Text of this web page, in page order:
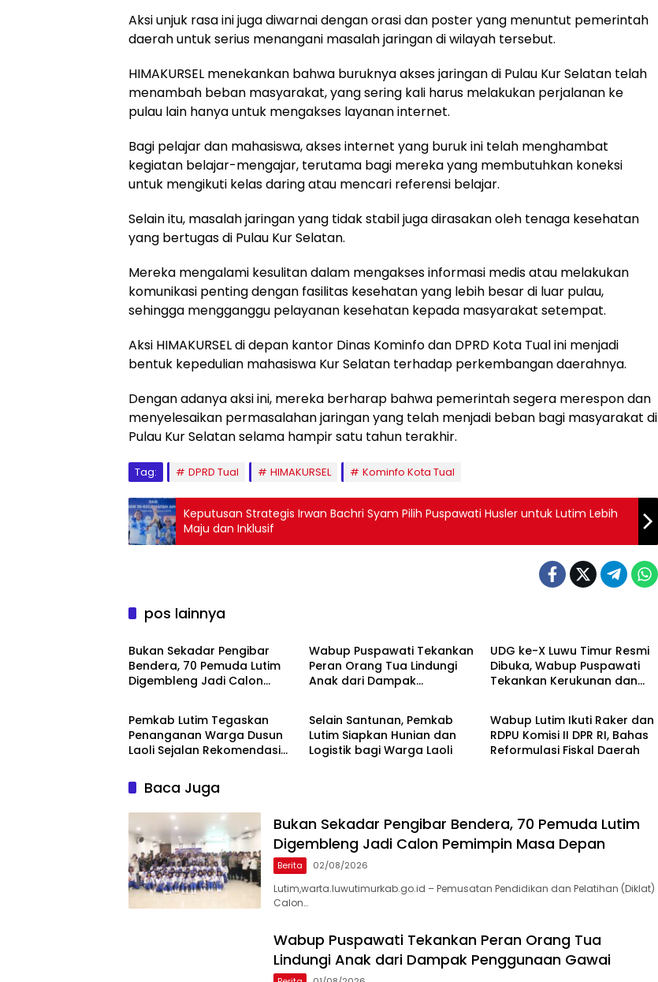
Aksi unjuk rasa ini juga diwarnai dengan orasi dan poster yang menuntut pemerintah
daerah untuk serius menangani masalah jaringan di wilayah tersebut.
HIMAKURSEL menekankan bahwa buruknya akses jaringan di Pulau Kur Selatan telah
menambah beban masyarakat, yang sering kali harus melakukan perjalanan ke
pulau lain hanya untuk mengakses layanan internet.
Bagi pelajar dan mahasiswa, akses internet yang buruk ini telah menghambat
kegiatan belajar-mengajar, terutama bagi mereka yang membutuhkan koneksi
untuk mengikuti kelas daring atau mencari referensi belajar.
Selain itu, masalah jaringan yang tidak stabil juga dirasakan oleh tenaga kesehatan
yang bertugas di Pulau Kur Selatan.
Mereka mengalami kesulitan dalam mengakses informasi medis atau melakukan
komunikasi penting dengan fasilitas kesehatan yang lebih besar di luar pulau,
sehingga mengganggu pelayanan kesehatan kepada masyarakat setempat.
Aksi HIMAKURSEL di depan kantor Dinas Kominfo dan DPRD Kota Tual ini menjadi
bentuk kepedulian mahasiswa Kur Selatan terhadap perkembangan daerahnya.
Dengan adanya aksi ini, mereka berharap bahwa pemerintah segera merespon dan
menyelesaikan permasalahan jaringan yang telah menjadi beban bagi masyarakat di
Pulau Kur Selatan selama hampir satu tahun terakhir.
Tag: DPRD Tual HIMAKURSEL Kominfo Kota Tual
Keputusan Strategis Irwan Bachri Syam Pilih Puspawati Husler untuk Lutim Lebih
Maju dan Inklusif
pos lainnya
Berita
‎Bukan Sekadar Pengibar
Bendera, 70 Pemuda Lutim
Digembleng Jadi Calon
Wabup Puspawati Tekankan
Peran Orang Tua Lindungi
Anak dari Dampak
UDG ke-X Luwu Timur Resmi
Dibuka, Wabup Puspawati
Tekankan Kerukunan dan
Berita
Pemkab Lutim Tegaskan
Penanganan Warga Dusun
Laoli Sejalan Rekomendasi
Berita
Selain Santunan, Pemkab
Lutim Siapkan Hunian dan
Logistik bagi Warga Laoli
Berita
Wabup Lutim Ikuti Raker dan
RDPU Komisi II DPR RI, Bahas
Reformulasi Fiskal Daerah
Baca Juga
‎Bukan Sekadar Pengibar Bendera, 70 Pemuda Lutim
Digembleng Jadi Calon Pemimpin Masa Depan
Berita 02/08/2026
‎Lutim,warta.luwutimurkab.go.id – Pemusatan Pendidikan dan Pelatihan (Diklat)
Calon…
Wabup Puspawati Tekankan Peran Orang Tua
Lindungi Anak dari Dampak Penggunaan Gawai